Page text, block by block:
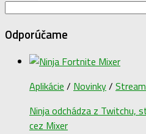
Odporúčame
Aplikácie / Novinky/
Ninja odchádza z Twitchu,
cez Mixer